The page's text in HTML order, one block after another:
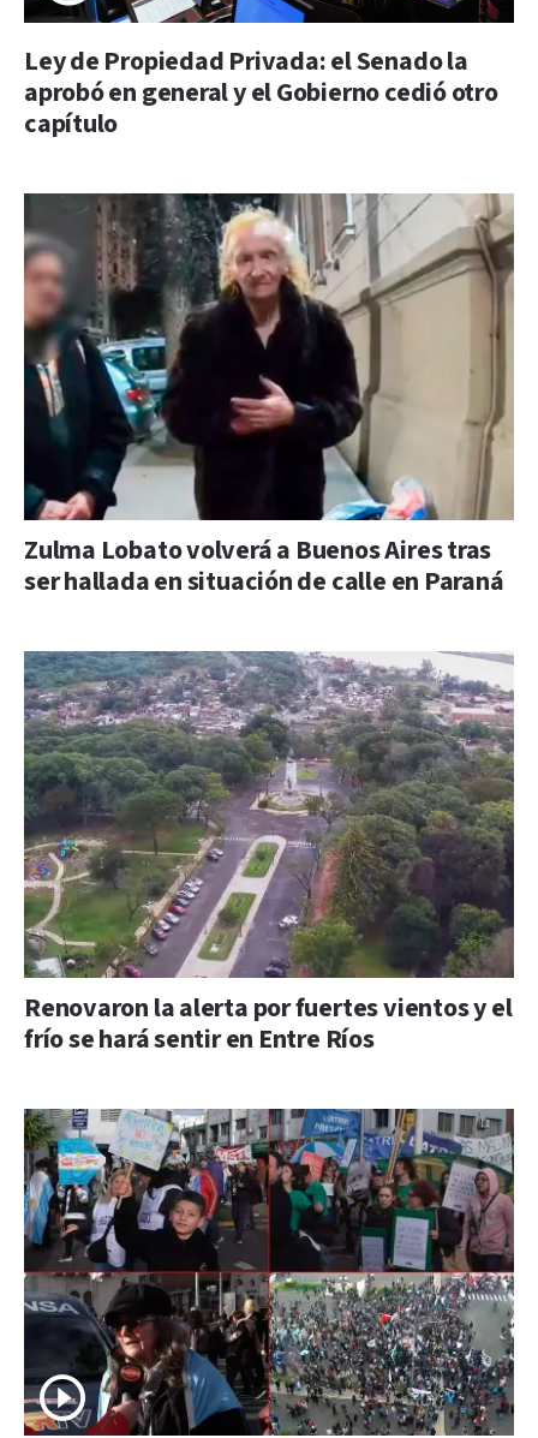
Ley de Propiedad Privada: el Senado la
aprobó en general y el Gobierno cedió otro
capítulo
Zulma Lobato volverá a Buenos Aires tras
ser hallada en situación de calle en Paraná
Renovaron la alerta por fuertes vientos y el
frío se hará sentir en Entre Ríos